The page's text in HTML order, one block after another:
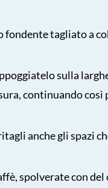
fondente tagliato a
sulla
continuando
anche gli spazi
spolverate con del